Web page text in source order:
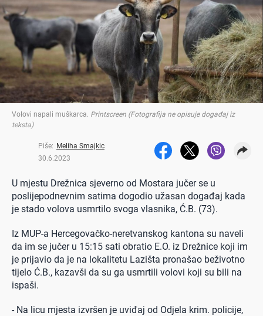
Volovi napali muškarca. Printscreen (Fotografija ne opisuje događaj iz
teksta)
Piše: Meliha Smajkic
30.6.2023
U mjestu Drežnica sjeverno od Mostara jučer se u
poslijepodnevnim satima dogodio užasan događaj kada
je stado volova usmrtilo svoga vlasnika, Ć.B. (73).
Iz MUP-a Hercegovačko-neretvanskog kantona su naveli
da im se jučer u 15:15 sati obratio E.O. iz Drežnice koji im
je prijavio da je na lokalitetu Lazišta pronašao beživotno
tijelo Ć.B., kazavši da su ga usmrtili volovi koji su bili na
ispaši.
- Na licu mjesta izvršen je uviđaj od Odjela krim. policije,